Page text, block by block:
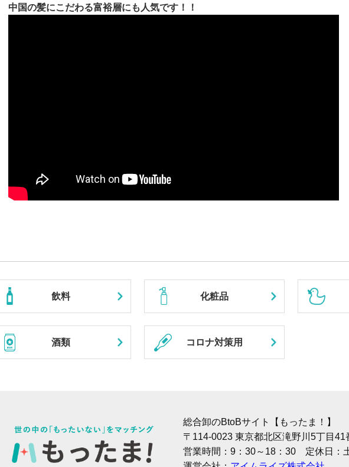
中国の髪にこだわる富裕層にも人気です！！
飲料 化粧品
酒類 コロナ対策用
総合卸のBtoBサイト【もったま！】
〒114-0023 東京都北区滝野川5丁目
営業時間：9：30～18：30 定休日：